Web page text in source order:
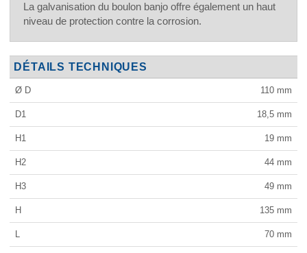
La galvanisation du boulon banjo offre également un haut
niveau de protection contre la corrosion.
DÉTAILS TECHNIQUES
Ø D 110 mm
D1 18,5 mm
H1 19 mm
H2 44 mm
H3 49 mm
H 135 mm
L 70 mm